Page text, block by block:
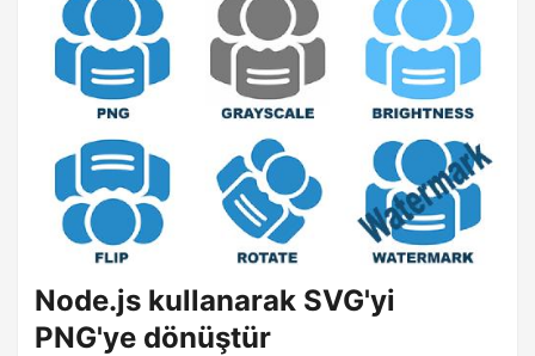
Node.js kullanarak SVG'yi
PNG'ye dönüştür